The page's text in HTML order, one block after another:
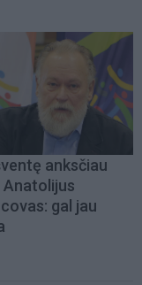
anksčiau
Anatolijus
gal jau